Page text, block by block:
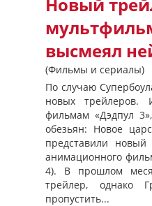
Новый
высмеял
(Фильмы и сериалы)
По случаю
новых
фильмам «Дэдпул
обезьян: Новое
представили
анимационного
4). В прошлом
трейлер,
пропустить...